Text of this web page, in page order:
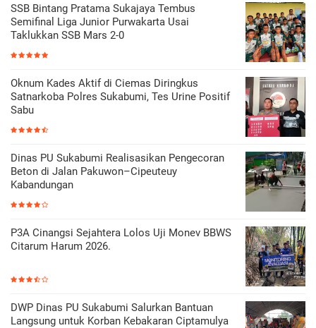
SSB Bintang Pratama Sukajaya Tembus
Semifinal Liga Junior Purwakarta Usai
Taklukkan SSB Mars 2-0
Oknum Kades Aktif di Ciemas Diringkus
Satnarkoba Polres Sukabumi, Tes Urine Positif
Sabu
Dinas PU Sukabumi Realisasikan Pengecoran
Beton di Jalan Pakuwon–Cipeuteuy
Kabandungan
P3A Cinangsi Sejahtera Lolos Uji Monev BBWS
Citarum Harum 2026.
DWP Dinas PU Sukabumi Salurkan Bantuan
Langsung untuk Korban Kebakaran Ciptamulya